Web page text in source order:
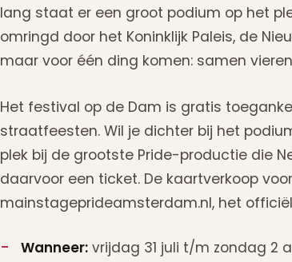
lang staat er een groot podium op het
omringd door het Koninklijk Paleis, de
maar voor één ding komen: samen
Het festival op de Dam is gratis
straatfeesten. Wil je dichter bij het
plek bij de grootste Pride-productie die
daarvoor een ticket. De kaartverkoop
mainstageprideamsterdam.nl, het
Wanneer: vrijdag 31 juli t/m zondag 2